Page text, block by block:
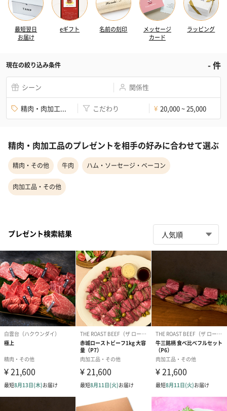
最短翌日
お届け
eギフト 名前の刻印
メッセージ
カード
ラッピング
現在の絞り込み条件 -件
シーン 関係性
精肉・肉加工... こだわり ¥ 20,000 ~ 25,000
精肉・肉加工品のプレゼントを相手の好みに合わせて選ぶ
精肉・その他 牛肉 ハム・ソーセージ・ベーコン
肉加工品・その他
プレゼント検索結果